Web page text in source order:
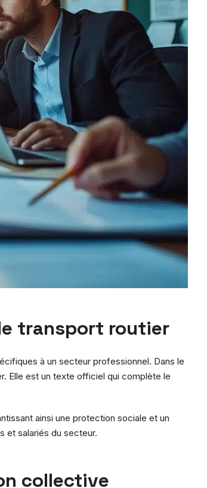
transport routier
à un secteur professionnel. Dans le
Elle est un texte officiel qui complète le
ainsi une protection sociale et un
et salariés du secteur.
collective